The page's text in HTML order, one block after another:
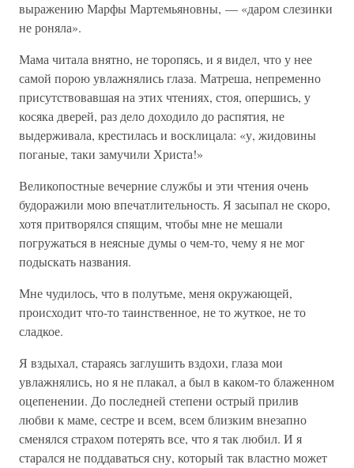
выражению Марфы Мартемьяновны, — «даром слезинки
не роняла».
Мама читала внятно, не торопясь, и я видел, что у нее
самой порою увлажнялись глаза. Матреша, непременно
присутствовавшая на этих чтениях, стоя, опершись, у
косяка дверей, раз дело доходило до распятия, не
выдерживала, крестилась и восклицала: «у, жидовины
поганые, таки замучили Христа!»
Великопостные вечерние службы и эти чтения очень
будоражили мою впечатлительность. Я засыпал не скоро,
хотя притворялся спящим, чтобы мне не мешали
погружаться в неясные думы о чем-то, чему я не мог
подыскать названия.
Мне чудилось, что в полутьме, меня окружающей,
происходит что-то таинственное, не то жуткое, не то
сладкое.
Я вздыхал, стараясь заглушить вздохи, глаза мои
увлажнялись, но я не плакал, а был в каком-то блаженном
оцепенении. До последней степени острый прилив
любви к маме, сестре и всем, всем близким внезапно
сменялся страхом потерять все, что я так любил. И я
старался не поддаваться сну, который так властно может